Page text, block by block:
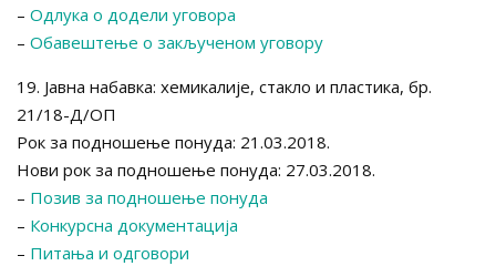
– Одлука о додели уговора
– Обавештење о закљученом уговору
19. Јавна набавка: хемикалије, стакло и пластика, бр.
21/18-Д/ОП
Рок за подношење понуда: 21.03.2018.
Нови рок за подношење понуда: 27.03.2018.
– Позив за подношење понуда
– Конкурсна документација
– Питања и одговори